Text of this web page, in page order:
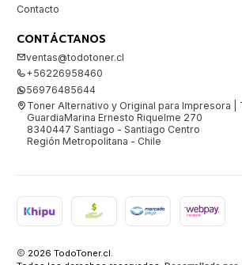
Contacto
CONTÁCTANOS
ventas@todotoner.cl
+56226958460
56976485644
Toner Alternativo y Original para Impresora |
GuardiaMarina Ernesto Riquelme 270
8340447 Santiago - Santiago Centro
Región Metropolitana - Chile
2026 TodoToner.cl.